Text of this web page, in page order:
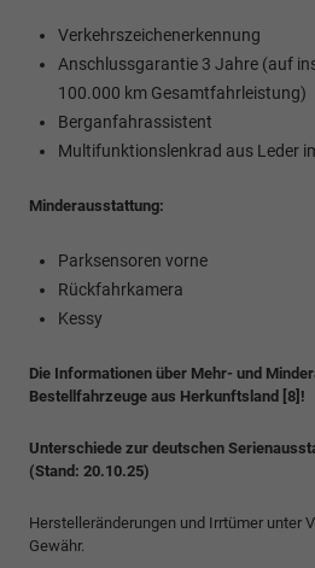
Verkehrszeichenerkennung
Anschlussgarantie 3 Jahre (auf
100.000 km Gesamtfahrleistung)
Berganfahrassistent
Multifunktionslenkrad aus Leder
Minderausstattung:
Parksensoren vorne
Rückfahrkamera
Kessy
Die Informationen über Mehr- und
Bestellfahrzeuge aus Herkunftsland [8]!
Unterschiede zur deutschen
(Stand: 20.10.25)
Herstelleränderungen und Irrtümer unter
Gewähr.